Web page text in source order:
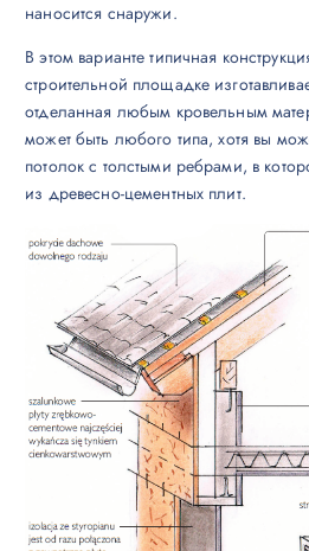
наносится снаружи.
В этом варианте типичная
строительной площадке
отделанная любым кровельным
может быть любого типа, хотя вы
потолок с толстыми ребрами, в
из древесно-цементных плит.